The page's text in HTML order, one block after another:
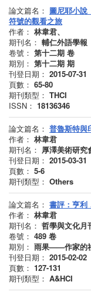
論文篇名： 圖尼耶小
符號的觀看之旅
作者： 林韋君、
期刊名： 輔仁外語學報
卷號： 第十二期 卷
期別： 第十二期 期
刊登日期： 2015-07-31
頁數： 65-80
期刊類型： THCI
ISSN： 18136346
論文篇名： 普魯斯特與
作者： 林韋君
期刊名： 厚澤美術研究
刊登日期： 2015-03-31
頁數： 5-6
期刊類型： Others
論文篇名： 書評：亨利
作者： 林韋君
期刊名： 哲學與文化月
卷號： 489 卷
期別： 雨果——作家的
刊登日期： 2015-02-02
頁數： 127-131
期刊類型： A&HCI